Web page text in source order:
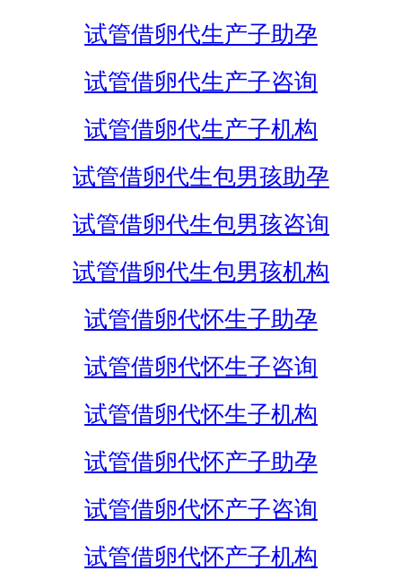
试管借卵代生产子助孕
试管借卵代生产子咨询
试管借卵代生产子机构
试管借卵代生包男孩助孕
试管借卵代生包男孩咨询
试管借卵代生包男孩机构
试管借卵代怀生子助孕
试管借卵代怀生子咨询
试管借卵代怀生子机构
试管借卵代怀产子助孕
试管借卵代怀产子咨询
试管借卵代怀产子机构